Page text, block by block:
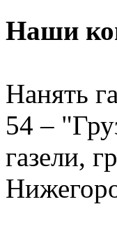
Наши
Нанять
54 –
газели,